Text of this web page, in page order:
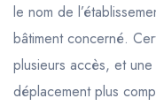
le nom de
bâtiment concerné.
plusieurs accès, et
déplacement plus